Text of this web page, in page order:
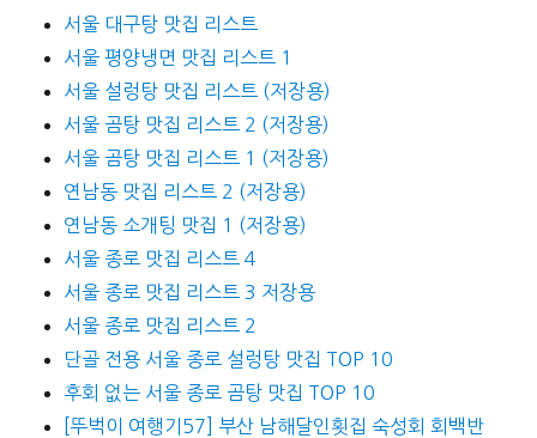
서울 대구탕 맛집 리스트
서울 평양냉면 맛집 리스트 1
서울 설렁탕 맛집 리스트 (저장용)
서울 곰탕 맛집 리스트 2 (저장용)
서울 곰탕 맛집 리스트 1 (저장용)
연남동 맛집 리스트 2 (저장용)
연남동 소개팅 맛집 1 (저장용)
서울 종로 맛집 리스트 4
서울 종로 맛집 리스트 3 저장용
서울 종로 맛집 리스트 2
단골 전용 서울 종로 설렁탕 맛집 TOP 10
후회 없는 서울 종로 곰탕 맛집 TOP 10
[뚜벅이 여행기57] 부산 남해달인횟집 숙성회 회백반